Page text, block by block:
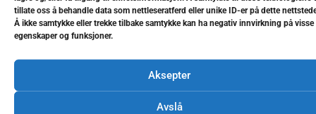
tillate oss å behandle data som nettleseratferd eller unike ID-er på dette
Å ikke samtykke eller trekke tilbake samtykke kan ha negativ innvirkning på visse
egenskaper og funksjoner.
Aksepter
Avslå
syreskader:
Unngå småspising mellom måltidene.
Avslutt måltidet med basiske matvarer som f.eks. ost